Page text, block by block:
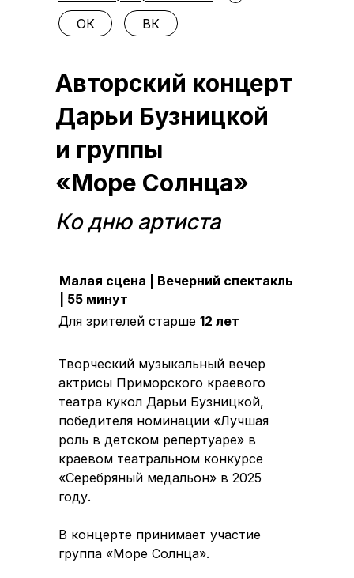
ВК
ОК
Творческий музыкальный вечер
актрисы Приморского краевого
театра кукол Дарьи Бузницкой,
победителя номинации «Лучшая
роль в детском репертуаре» в
краевом театральном конкурсе
«Серебряный медальон» в 2025
году.
В концерте принимает участие
группа «Море Солнца».
Малая сцена | Вечерний спектакль
| 55 минут
Для зрителей старше 12 лет
Авторский концерт
Дарьи Бузницкой
и группы
«Море Солнца»
Ко дню артиста